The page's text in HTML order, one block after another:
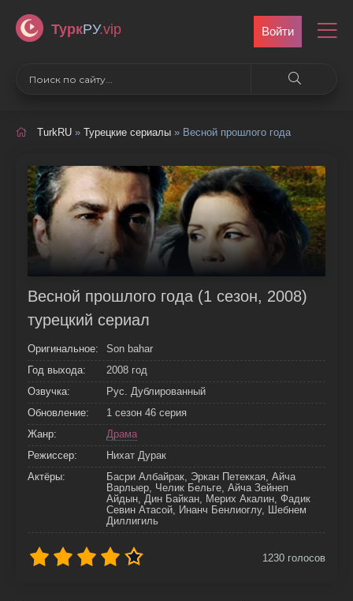
ТуркРУ.vip Войти
TurkRU » Турецкие сериалы » Весной прошлого года
Весной прошлого года (1 сезон, 2008)
турецкий сериал
Оригинальное:
Son bahar
Год выхода:
2008 год
Озвучка:
Рус. Дублированный
Обновление:
1 сезон 46 серия
Жанр:
Драма
Режиссер:
Нихат Дурак
Актёры:
Басри Албайрак, Эркан Петеккая, Айча
Варлыер, Челик Бельге, Айча Зейнеп
Айдын, Дин Байкан, Мерих Акалин, Фадик
Севин Атасой, Инанч Бенлиоглу, Шебнем
Диллигиль
1230 голосов